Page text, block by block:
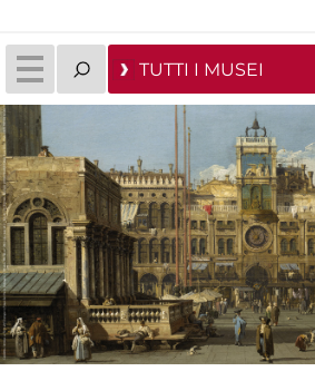
TUTTI I MUSEI